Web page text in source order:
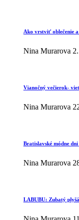
Ako vrstviť oblečenie
Nina Murarova
Vianočný večierok-
Nina Murarova
Bratislavské módne
Nina Murarova
LABUBU: Zubatý